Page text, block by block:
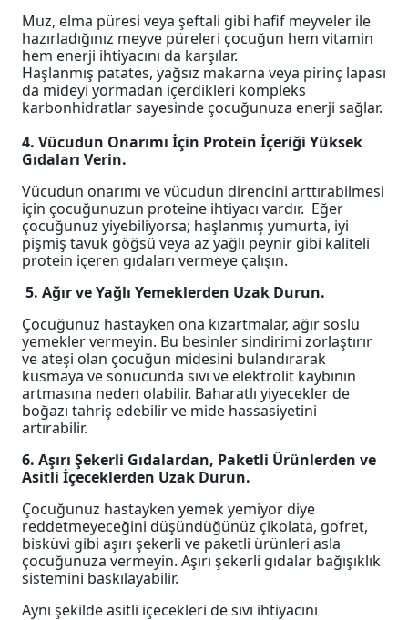
Muz, elma püresi veya şeftali gibi hafif meyveler ile
hazırladığınız meyve püreleri çocuğun hem vitamin
hem enerji ihtiyacını da karşılar.
Haşlanmış patates, yağsız makarna veya pirinç lapası
da mideyi yormadan içerdikleri kompleks
karbonhidratlar sayesinde çocuğunuza enerji sağlar.
4. Vücudun Onarımı İçin Protein İçeriği Yüksek
Gıdaları Verin.
Vücudun onarımı ve vücudun direncini arttırabilmesi
için çocuğunuzun proteine ihtiyacı vardır. Eğer
çocuğunuz yiyebiliyorsa; haşlanmış yumurta, iyi
pişmiş tavuk göğsü veya az yağlı peynir gibi kaliteli
protein içeren gıdaları vermeye çalışın.
5. Ağır ve Yağlı Yemeklerden Uzak Durun.
Çocuğunuz hastayken ona kızartmalar, ağır soslu
yemekler vermeyin. Bu besinler sindirimi zorlaştırır
ve ateşi olan çocuğun midesini bulandırarak
kusmaya ve sonucunda sıvı ve elektrolit kaybının
artmasına neden olabilir. Baharatlı yiyecekler de
boğazı tahriş edebilir ve mide hassasiyetini
artırabilir.
6. Aşırı Şekerli Gıdalardan, Paketli Ürünlerden ve
Asitli İçeceklerden Uzak Durun.
Çocuğunuz hastayken yemek yemiyor diye
reddetmeyeceğini düşündüğünüz çikolata, gofret,
bisküvi gibi aşırı şekerli ve paketli ürünleri asla
çocuğunuza vermeyin. Aşırı şekerli gıdalar bağışıklık
sistemini baskılayabilir.
Aynı şekilde asitli içecekleri de sıvı ihtiyacını